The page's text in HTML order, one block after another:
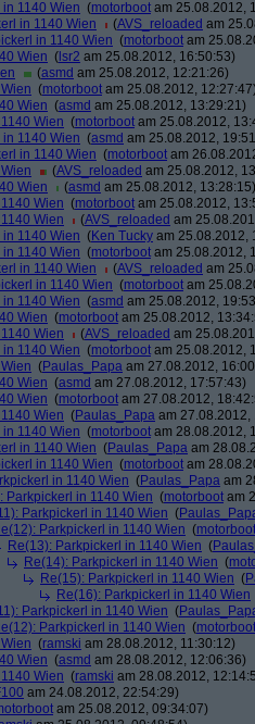
1140 Wien (motorboot am 25.08.2012,
in 1140 Wien
(AVS_reloaded am
in 1140 Wien (motorboot am
Wien ( lsr2 am 25.08.2012, 16:50:53)
(asmd am 25.08.2012, 12:21:26)
(motorboot am 25.08.2012,
Wien (asmd am 25.08.2012, 13:29:21)
Wien (motorboot am 25.08.2012,
1140 Wien (asmd am 25.08.2012,
in 1140 Wien (motorboot am
(AVS_reloaded am 25.08.2012,
Wien
(asmd am 25.08.2012, 13:28:15)
Wien (motorboot am 25.08.2012,
Wien
(AVS_reloaded am
1140 Wien (Ken Tucky am 25.08.2012,
1140 Wien (motorboot am 25.08.2012,
in 1140 Wien
(AVS_reloaded am
in 1140 Wien (motorboot am
1140 Wien (asmd am 25.08.2012,
Wien (motorboot am 25.08.2012,
Wien
(AVS_reloaded am
1140 Wien (motorboot am 25.08.2012,
(Paulas_Papa am 27.08.2012,
Wien (asmd am 27.08.2012, 17:57:43)
Wien (motorboot am 27.08.2012,
Wien (Paulas_Papa am 27.08.2012,
1140 Wien (motorboot am 28.08.2012,
in 1140 Wien (Paulas_Papa am
in 1140 Wien (motorboot am
in 1140 Wien (Paulas_Papa am
Parkpickerl in 1140 Wien (motorboot am
Parkpickerl in 1140 Wien (
Parkpickerl in 1140 Wien (motorboot
Re(13): Parkpickerl in 1140 Wien (
Re(14): Parkpickerl in 1140 Wien (
Re(15): Parkpickerl in 1140 Wien (
Re(16): Parkpickerl in 1140 Wien
Parkpickerl in 1140 Wien (
Parkpickerl in 1140 Wien (motorboot
(ramski am 28.08.2012, 11:30:12)
Wien (asmd am 28.08.2012, 12:06:36)
Wien (ramski am 28.08.2012,
am 24.08.2012, 22:54:29)
am 25.08.2012, 09:34:07)